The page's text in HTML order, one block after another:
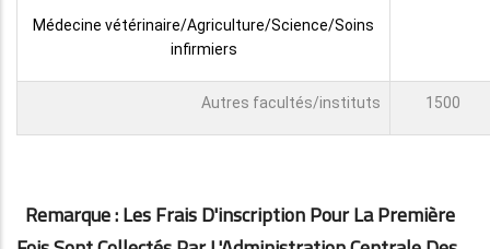
Médecine vétérinaire/Agriculture/Science/Soins
infirmiers
Autres facultés/instituts 1500
Remarque : Les Frais D'inscription Pour La Première